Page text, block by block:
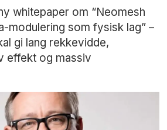
whitepaper om “Neomesh
modulering som fysisk lag” –
gi lang rekkevidde,
effekt og massiv